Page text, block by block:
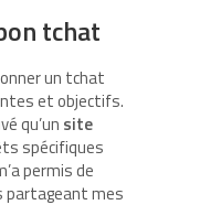
tchat
un tchat
et objectifs.
qu’un site
spécifiques
permis de
partageant mes